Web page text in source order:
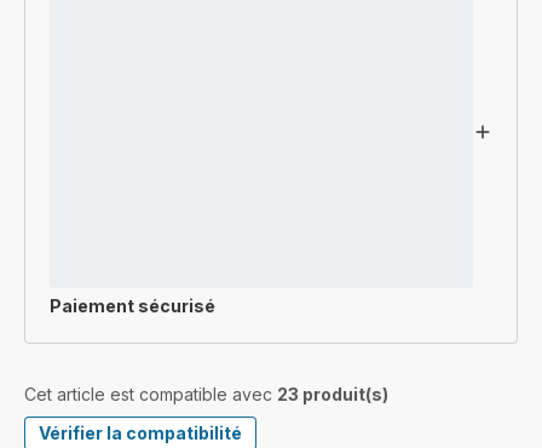
Paiement sécurisé
Cet article est compatible avec 23 produit(s)
Vérifier la compatibilité